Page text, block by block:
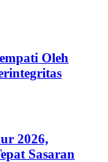
Oleh
2026,
Sasaran